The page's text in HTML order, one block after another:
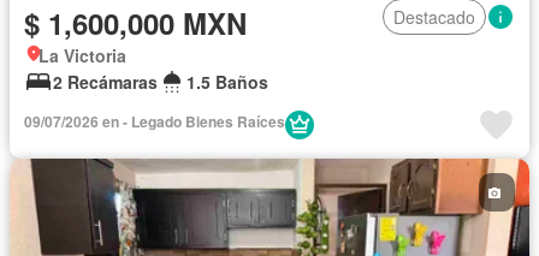
$ 1,600,000 MXN
Destacado
La Victoria
2 Recámaras
1.5 Baños
09/07/2026 en - Legado Bienes Raíces